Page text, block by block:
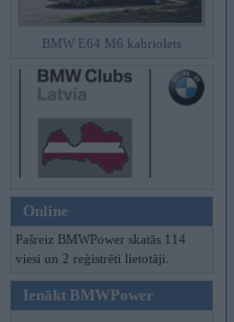
BMW E64 M6 kabriolets
Online
Pašreiz BMWPower skatās 114
viesi un 2 reģistrēti lietotāji.
Ienākt BMWPower